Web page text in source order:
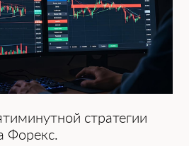
стратегии
Форек͏с.